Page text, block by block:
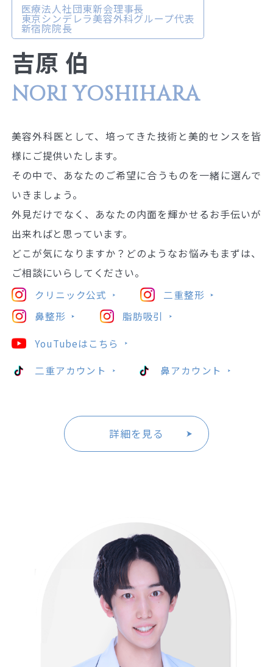
医療法人社団東新会理事長
東京シンデレラ美容外科グループ代表
新宿院院長
吉原 伯
NORI YOSHIHARA
美容外科医として、培ってきた技術と美的センスを皆
様にご提供いたします。
その中で、あなたのご希望に合うものを一緒に選んで
いきましょう。
外見だけでなく、あなたの内面を輝かせるお手伝いが
出来ればと思っています。
どこが気になりますか？どのようなお悩みもまずは、
ご相談にいらしてください。
クリニック公式
二重整形
鼻整形
脂肪吸引
YouTubeはこちら
二重アカウント 鼻アカウント
詳細を見る